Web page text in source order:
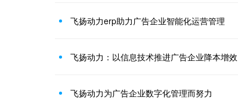
飞扬动力erp助力广告企业智能化运营管理
飞扬动力：以信息技术推进广告企业降本增效
飞扬动力为广告企业数字化管理而努力